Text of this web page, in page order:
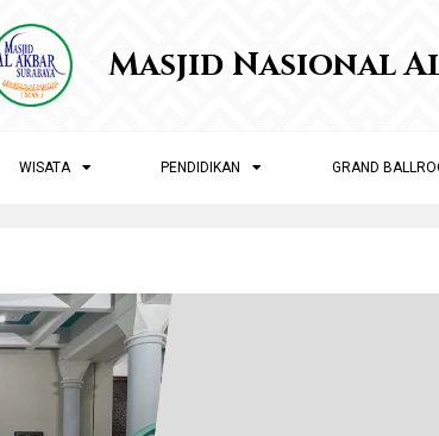
Masjid Nasional
WISATA PENDIDIKAN GRAND